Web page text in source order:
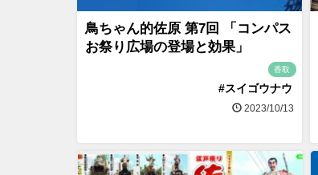
鳥ちゃん的佐原 第7回 「コンパス
お祭り広場の登場と効果」
香取
#スイゴウナウ
2023/10/13